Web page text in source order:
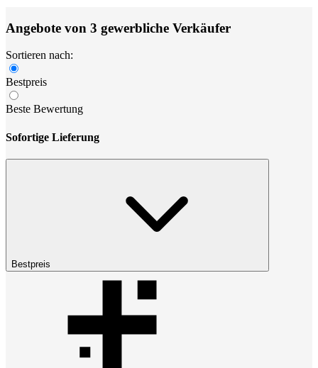
Angebote von 3 gewerbliche Verkäufer
Sortieren nach:
Bestpreis
Beste Bewertung
Sofortige Lieferung
Bestpreis